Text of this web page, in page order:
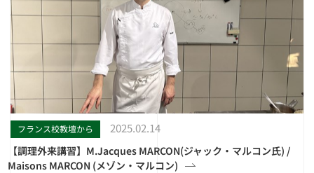
フランス校教壇から 2025.02.14
【調理外来講習】M.Jacques MARCON(ジャック・マルコン氏) /
Maisons MARCON (メゾン・マルコン)